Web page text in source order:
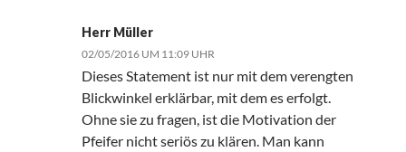
Herr Müller
02/05/2016 UM 11:09 UHR
Dieses Statement ist nur mit dem verengten
Blickwinkel erklärbar, mit dem es erfolgt.
Ohne sie zu fragen, ist die Motivation der
Pfeifer nicht seriös zu klären. Man kann